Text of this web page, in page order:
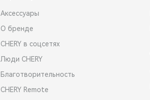
Аксессуары
О бренде
CHERY в соцсетях
Люди CHERY
Благотворительность
CHERY Remote